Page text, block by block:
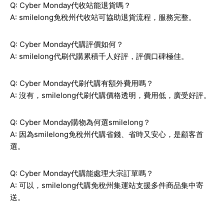
Q: Cyber Monday代收站能退貨嗎？
A: smilelong免稅州代收站可協助退貨流程，服務完整。
Q: Cyber Monday代購評價如何？
A: smilelong代刷代購累積千人好評，評價口碑極佳。
Q: Cyber Monday代刷代購有額外費用嗎？
A: 沒有，smilelong代刷代購價格透明，費用低，廣受好評。
Q: Cyber Monday購物為何選smilelong？
A: 因為smilelong免稅州代購省錢、省時又安心，是顧客首
選。
Q: Cyber Monday代購能處理大宗訂單嗎？
A: 可以，smilelong代購免稅州集運站支援多件商品集中寄
送。